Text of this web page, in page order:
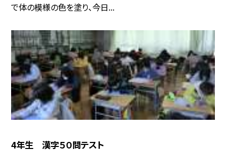
で体の模様の色を塗り、今日...
4年生 漢字５０問テスト